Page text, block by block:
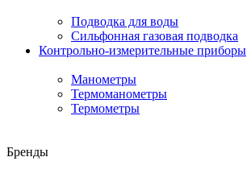
Подводка для воды
Сильфонная газовая подводка
Контрольно-измерительные приборы
Манометры
Термоманометры
Термометры
Бренды